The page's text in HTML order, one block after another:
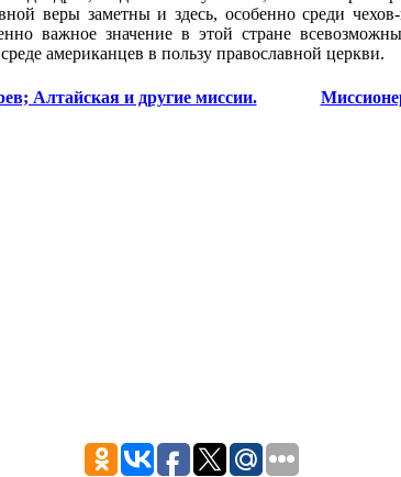
веры заметны и здесь, особенно среди
важное значение в этой стране
американцев в пользу православной церкви.
Алтайская и другие миссии.